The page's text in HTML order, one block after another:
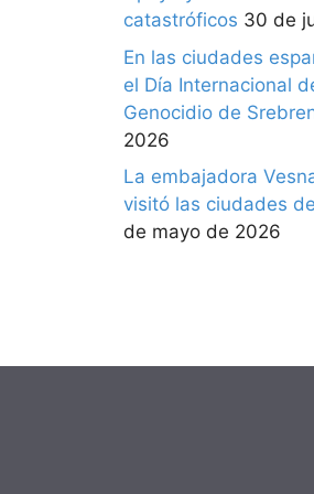
catastróficos 30 de
En las ciudades
el Día Internacional
Genocidio de
2026
La embajadora
visitó las ciudades
de mayo de 2026